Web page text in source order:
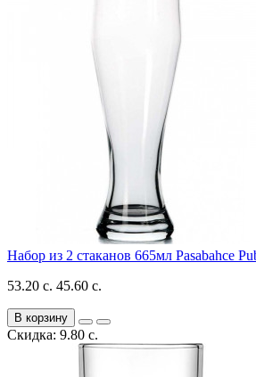
Набор из 2 стаканов 665мл Pasabahce
53.20 с. 45.60 с.
В корзину
Скидка: 9.80 с.